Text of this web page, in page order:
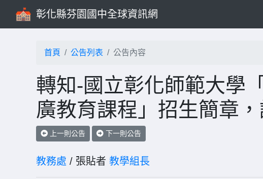
彰化縣芬園國中全球資訊網
首頁 公告列表 公告內容
轉知-國立彰化師範大學
廣教育課程」招生簡章
上一則公告 下一則公告
教務處 / 張貼者 教學組長